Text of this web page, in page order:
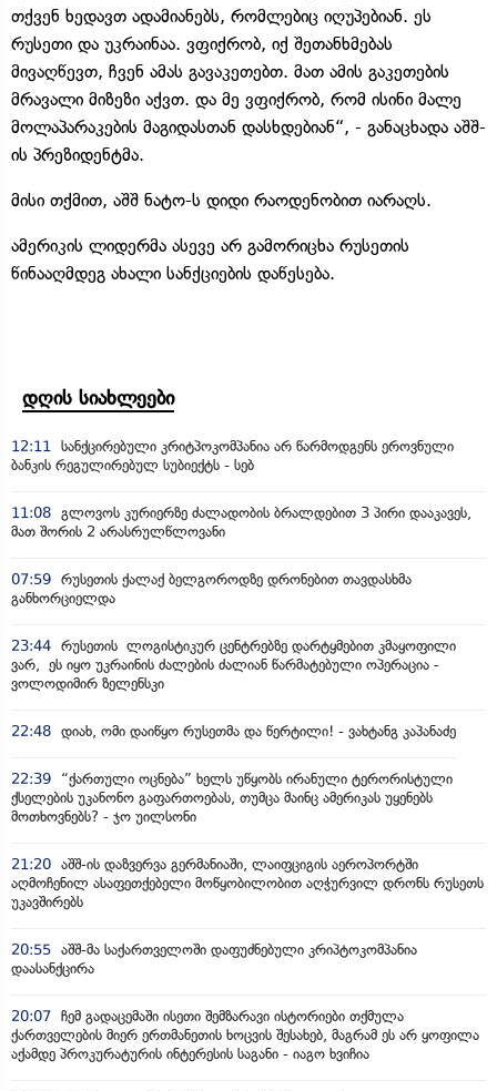
თქვენ ხედავთ ადამიანებს, რომლებიც იღუპებიან. ეს
რუსეთი და უკრაინაა. ვფიქრობ, იქ შეთანხმებას
მივაღწევთ, ჩვენ ამას გავაკეთებთ. მათ ამის გაკეთების
მრავალი მიზეზი აქვთ. და მე ვფიქრობ, რომ ისინი მალე
მოლაპარაკების მაგიდასთან დასხდებიან“, - განაცხადა აშშ-
ის პრეზიდენტმა.
მისი თქმით, აშშ ნატო-ს დიდი რაოდენობით იარაღს.
ამერიკის ლიდერმა ასევე არ გამორიცხა რუსეთის
წინააღმდეგ ახალი სანქციების დაწესება.
დღის სიახლეები
12:11
სანქცირებული კრიტპოკომპანია არ წარმოდგენს ეროვნული
ბანკის რეგულირებულ სუბიექტს - სებ
11:08 გლოვოს კურიერზე ძალადობის ბრალდებით 3 პირი დააკავეს,
მათ შორის 2 არასრულწლოვანი
07:59 რუსეთის ქალაქ ბელგოროდზე დრონებით თავდასხმა
განხორციელდა
23:44 რუსეთის ლოგისტიკურ ცენტრებზე დარტყმებით კმაყოფილი
ვარ, ეს იყო უკრაინის ძალების ძალიან წარმატებული ოპერაცია -
ვოლოდიმირ ზელენსკი
22:48 დიახ, ომი დაიწყო რუსეთმა და წერტილი! - ვახტანგ კაპანაძე
22:39
“ქართული ოცნება” ხელს უწყობს ირანული ტერორისტული
ქსელების უკანონო გაფართოებას, თუმცა მაინც ამერიკას უყენებს
მოთხოვნებს? - ჯო უილსონი
21:20 აშშ-ის დაზვერვა გერმანიაში, ლაიფციგის აეროპორტში
აღმოჩენილ ასაფეთქებელი მოწყობილობით აღჭურვილ დრონს რუსეთს
უკავშირებს
20:55 აშშ-მა საქართველოში დაფუძნებული კრიპტოკომპანია
დაასანქცირა
20:07 ჩემ გადაცემაში ისეთი შემზარავი ისტორიები თქმულა
ქართველების მიერ ერთმანეთის ხოცვის შესახებ, მაგრამ ეს არ ყოფილა
აქამდე პროკურატურის ინტერესის საგანი - იაგო ხვიჩია